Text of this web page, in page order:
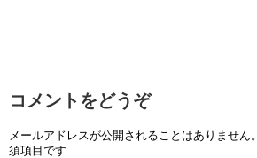
コメントをどうぞ
メールアドレスが公開されることはありません。
須項目です